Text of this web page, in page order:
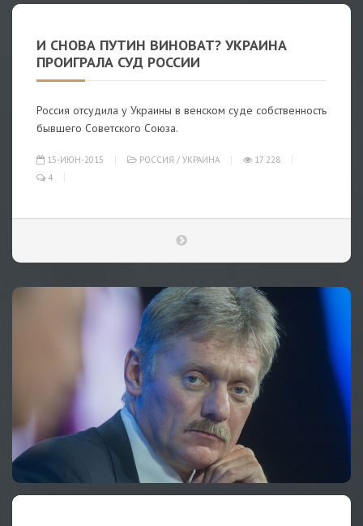
И СНОВА ПУТИН ВИНОВАТ? УКРАИНА
ПРОИГРАЛА СУД РОССИИ
Россия отсудила у Украины в венском суде собственность
бывшего Советского Союза.
15-ИЮН-2015 РОССИЯ / УКРАИНА
17 228
4